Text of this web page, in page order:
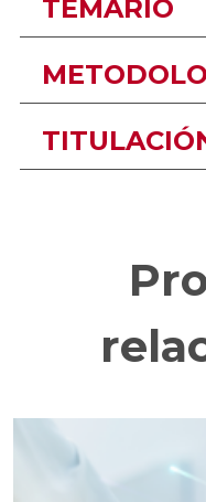
TEMARIO